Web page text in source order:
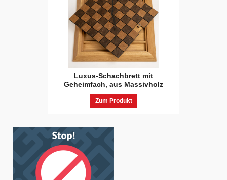
Luxus-Schachbrett mit
Geheimfach, aus Massivholz
Zum Produkt